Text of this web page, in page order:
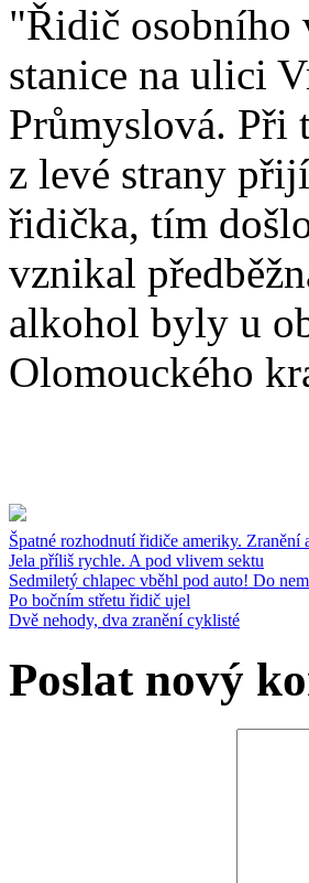
"Řidič osobního
stanice na ulici
Průmyslová. Při
z levé strany
řidička, tím
vznikal
alkohol byly u
Olomouckého
Špatné rozhodnutí řidiče ameriky. Zranění
Jela příliš rychle. A pod vlivem sektu
Sedmiletý chlapec vběhl pod auto! Do
Po bočním střetu řidič ujel
Dvě nehody, dva zranění cyklisté
Poslat nový